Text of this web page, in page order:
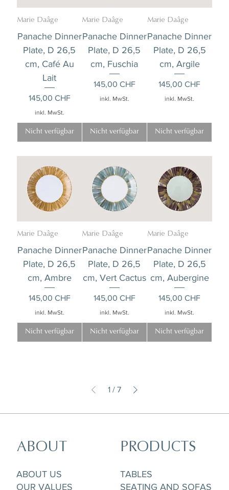
Marie Daâge
Panache Dinner
Plate, D 26,5
cm, Café Au
Lait
Preis
145,00 CHF
inkl. MwSt.
Nicht verfügbar
Marie Daâge
Panache Dinner
Plate, D 26,5
cm, Fuschia
Preis
145,00 CHF
inkl. MwSt.
Nicht verfügbar
Marie Daâge
Panache Dinner
Plate, D 26,5
cm, Argile
Preis
145,00 CHF
inkl. MwSt.
Nicht verfügbar
Marie Daâge
Panache Dinner
Plate, D 26,5
cm, Ambre
Preis
145,00 CHF
inkl. MwSt.
Nicht verfügbar
Marie Daâge
Panache Dinner
Plate, D 26,5
cm, Vert Cactus
Preis
145,00 CHF
inkl. MwSt.
Nicht verfügbar
Marie Daâge
Panache Dinner
Plate, D 26,5
cm, Aubergine
Preis
145,00 CHF
inkl. MwSt.
Nicht verfügbar
1 / 7
ABOUT
ABOUT US
OUR VALUES
PRODUCTS
TABLES
SEATING AND SOFAS